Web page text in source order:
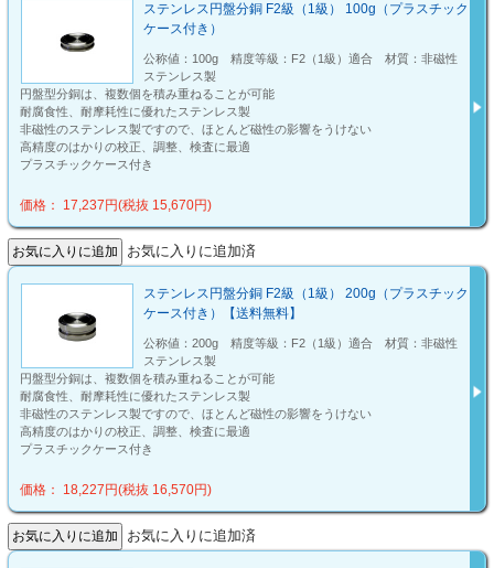
ステンレス円盤分銅 F2級（1級） 100g（プラスチック
ケース付き）
公称値：100g 精度等級：F2（1級）適合 材質：非磁性
ステンレス製
円盤型分銅は、複数個を積み重ねることが可能
耐腐食性、耐摩耗性に優れたステンレス製
非磁性のステンレス製ですので、ほとんど磁性の影響をうけない
高精度のはかりの校正、調整、検査に最適
プラスチックケース付き
価格： 17,237円(税抜 15,670円)
お気に入りに追加済
ステンレス円盤分銅 F2級（1級） 200g（プラスチック
ケース付き）【送料無料】
公称値：200g 精度等級：F2（1級）適合 材質：非磁性
ステンレス製
円盤型分銅は、複数個を積み重ねることが可能
耐腐食性、耐摩耗性に優れたステンレス製
非磁性のステンレス製ですので、ほとんど磁性の影響をうけない
高精度のはかりの校正、調整、検査に最適
プラスチックケース付き
価格： 18,227円(税抜 16,570円)
お気に入りに追加済